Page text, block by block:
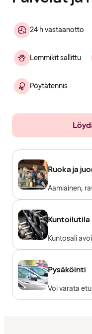
24 h vastaanotto
Lemmikit sallittu
Pöytätennis
Ruoka ja
Aamiainen,
Kuntoilutila
Kuntosali
lainaksi,
Pysäköinti
Voi varata